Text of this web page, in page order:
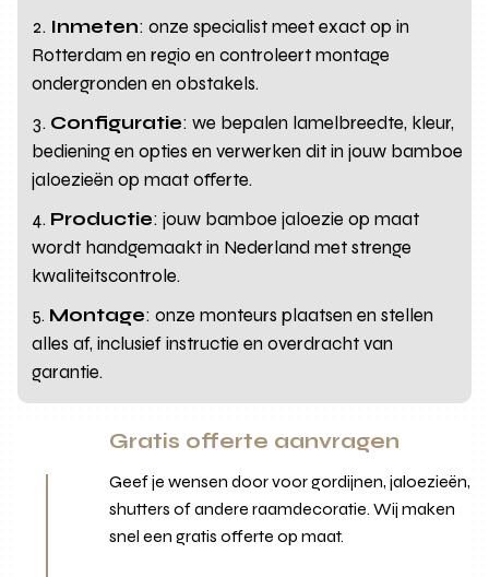
Inmeten: onze specialist meet exact op in
Rotterdam en regio en controleert montage
ondergronden en obstakels.
Configuratie: we bepalen lamelbreedte, kleur,
bediening en opties en verwerken dit in jouw bamboe
jaloezieën op maat offerte.
Productie: jouw bamboe jaloezie op maat
wordt handgemaakt in Nederland met strenge
kwaliteitscontrole.
Montage: onze monteurs plaatsen en stellen
alles af, inclusief instructie en overdracht van
garantie.
Gratis offerte aanvragen
Geef je wensen door voor gordijnen, jaloezieën,
shutters of andere raamdecoratie. Wij maken
snel een gratis offerte op maat.